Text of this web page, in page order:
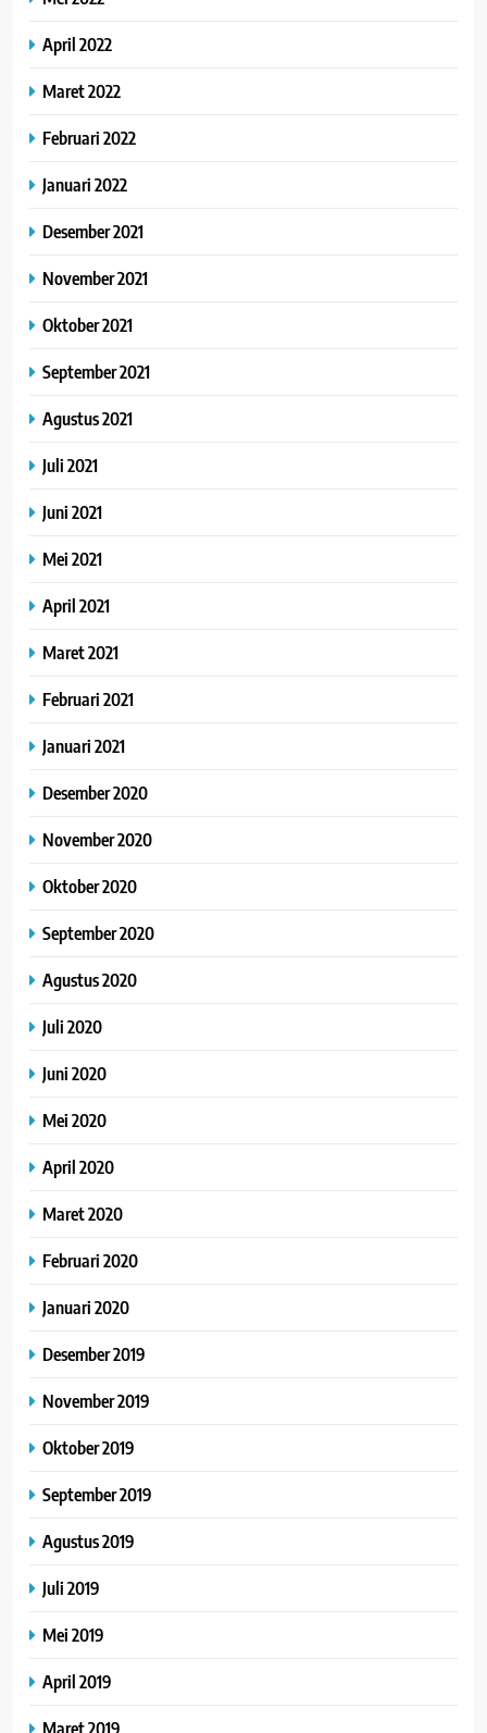
April 2022
Maret 2022
Februari 2022
Januari 2022
Desember 2021
November 2021
Oktober 2021
September 2021
Agustus 2021
Juli 2021
Juni 2021
Mei 2021
April 2021
Maret 2021
Februari 2021
Januari 2021
Desember 2020
November 2020
Oktober 2020
September 2020
Agustus 2020
Juli 2020
Juni 2020
Mei 2020
April 2020
Maret 2020
Februari 2020
Januari 2020
Desember 2019
November 2019
Oktober 2019
September 2019
Agustus 2019
Juli 2019
Mei 2019
April 2019
Maret 2019